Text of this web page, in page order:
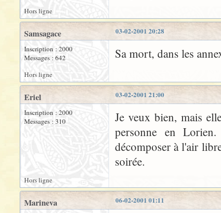
Hors ligne
03-02-2001 20:28
Samsagace
Inscription : 2000
Messages : 642
Sa mort, dans les
Hors ligne
03-02-2001 21:00
Eriel
Inscription : 2000
Messages : 310
Je veux bien, mais
personne en
décomposer à l'air
soirée.
Hors ligne
06-02-2001 01:11
Marineva